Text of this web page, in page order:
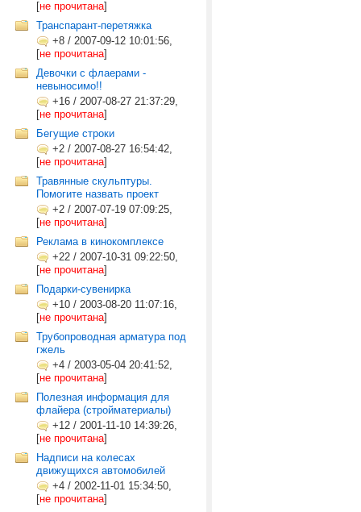
[не прочитана]
Транспарант-перетяжка
+8 / 2007-09-12 10:01:56,
[не прочитана]
Девочки с флаерами -
невыносимо!!
+16 / 2007-08-27 21:37:29,
[не прочитана]
Бегущие строки
+2 / 2007-08-27 16:54:42,
[не прочитана]
Травянные скульптуры.
Помогите назвать проект
+2 / 2007-07-19 07:09:25,
[не прочитана]
Реклама в кинокомплексе
+22 / 2007-10-31 09:22:50,
[не прочитана]
Подарки-сувенирка
+10 / 2003-08-20 11:07:16,
[не прочитана]
Трубопроводная арматура под
гжель
+4 / 2003-05-04 20:41:52,
[не прочитана]
Полезная информация для
флайера (стройматериалы)
+12 / 2001-11-10 14:39:26,
[не прочитана]
Надписи на колесах
движущихся автомобилей
+4 / 2002-11-01 15:34:50,
[не прочитана]